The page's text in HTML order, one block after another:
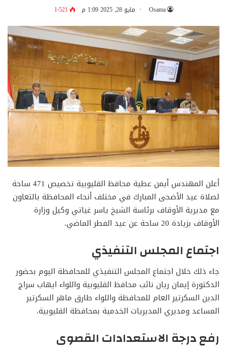
Osama مايو 28, 2025 1:09 م 1٬521
أعلن المهندس أيمن عطية محافظ القليوبية تخصيص 471 ساحة
لصلاة عيد الأضحى المبارك في مختلف أنحاء المحافظة بالتعاون
مع مديرية الأوقاف برئاسة الشيخ ياسر غياتي وكيل وزارة
الأوقاف بزيادة 20 ساحة عن عيد الفطر الماضي.
اجتماع المجلس التنفيذي
جاء ذلك خلال اجتماع المجلس التنفيذي للمحافظة اليوم بحضور
الدكتورة إيمان ريان نائب محافظ القليوبية واللواء ايهاب سراج
الدين السكرتير العام للمحافظة واللواء طارق ماهر السكرتير
المساعد ومديري المديريات الخدمية بمحافظة القليوبية.
رفع درجة الاستعدادات القصوى